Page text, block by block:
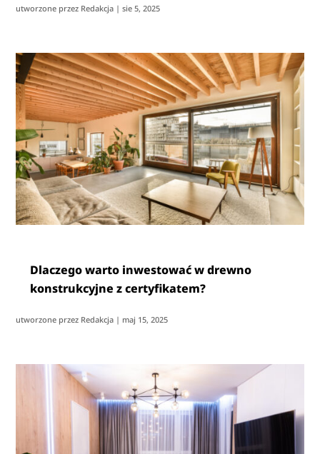
utworzone przez Redakcja |sie 5, 2025
Dlaczego warto inwestować w drewno
konstrukcyjne z certyfikatem?
utworzone przez Redakcja | maj 15, 2025